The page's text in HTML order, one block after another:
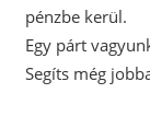
pénzbe kerül.
Egy párt
Segíts még